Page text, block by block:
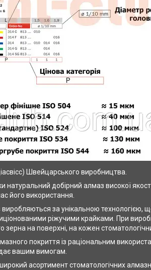
Швейцарського виробництва.
натуральний добірний алмаз високої
його використання.
виробляються за унікальною
ріжучими крайками. При
зерна на поверхні, на кожен
покриття із раціональним
вашим вимогам.
асортимент стоматологічних